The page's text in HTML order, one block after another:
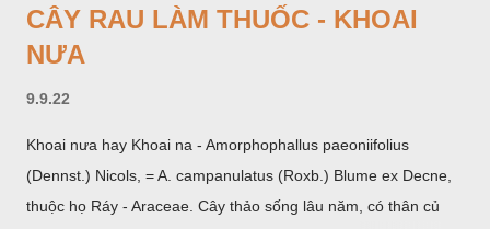
CÂY RAU LÀM THUỐC - KHOAI
NƯA
9.9.22
Khoai nưa hay Khoai na - Amorphophallus paeoniifolius
(Dennst.) Nicols, = A. campanulatus (Roxb.) Blume ex Decne,
thuộc họ Ráy - Araceae. Cây thảo sống lâu năm, có thân củ